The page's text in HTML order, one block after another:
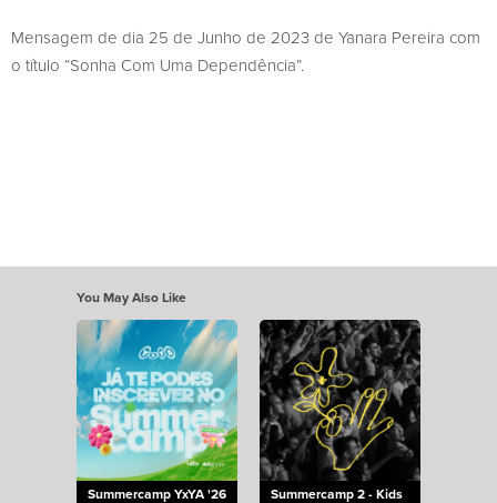
Mensagem de dia 25 de Junho de 2023 de Yanara Pereira com
o título “Sonha Com Uma Dependência”.
You May Also Like
Summercamp YxYA '26
Summercamp 2 - Kids